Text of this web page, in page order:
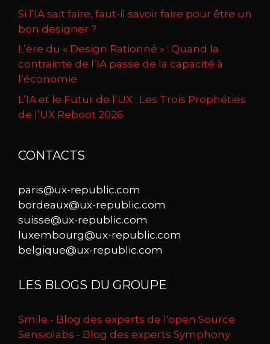
Si l’IA sait faire, faut-il savoir faire pour être un
bon designer ?
L’ère du « Design Rationné » : Quand la
contrainte de l’IA passe de la capacité à
l’économie
L’IA et le Futur de l’UX : Les Trois Prophéties
de l’UX Reboot 2026
CONTACTS
paris@ux-republic.com
bordeaux@ux-republic.com
suisse@ux-republic.com
luxembourg@ux-republic.com
belgique@ux-republic.com
LES BLOGS DU GROUPE
Smile - Blog des experts de l'open Source
Sensiolabs - Blog des experts Symphony